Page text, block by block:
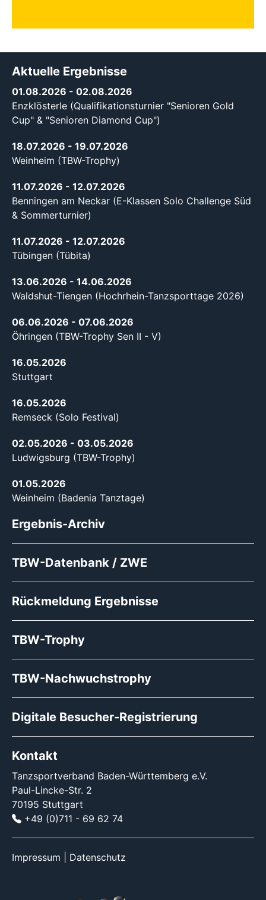
Aktuelle Ergebnisse
01.08.2026 - 02.08.2026
Enzklösterle (Qualifikationsturnier "Senioren Gold
Cup" & "Senioren Diamond Cup")
18.07.2026 - 19.07.2026
Weinheim (TBW-Trophy)
11.07.2026 - 12.07.2026
Benningen am Neckar (E-Klassen Solo Challenge Süd
& Sommerturnier)
11.07.2026 - 12.07.2026
Tübingen (Tübita)
13.06.2026 - 14.06.2026
Waldshut-Tiengen (Hochrhein-Tanzsporttage 2026)
06.06.2026 - 07.06.2026
Öhringen (TBW-Trophy Sen II - V)
16.05.2026
Stuttgart
16.05.2026
Remseck (Solo Festival)
02.05.2026 - 03.05.2026
Ludwigsburg (TBW-Trophy)
01.05.2026
Weinheim (Badenia Tanztage)
Ergebnis-Archiv
TBW-Datenbank / ZWE
Rückmeldung Ergebnisse
TBW-Trophy
TBW-Nachwuchstrophy
Digitale Besucher-Registrierung
Kontakt
Tanzsportverband Baden-Württemberg e.V.
Paul-Lincke-Str. 2
70195 Stuttgart
+49 (0)711 - 69 62 74
Impressum Datenschutz